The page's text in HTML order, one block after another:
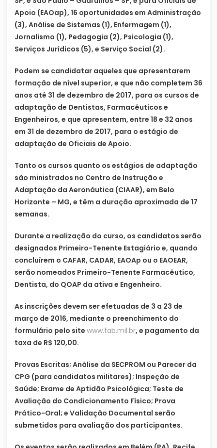
Apoio (EAOap), 16 oportunidades em Administração
(3), Análise de Sistemas (1), Enfermagem (1),
Jornalismo (1), Pedagogia (2), Psicologia (1),
Serviços Jurídicos (5), e Serviço Social (2).
Podem se candidatar aqueles que apresentarem
formação de nível superior, e que não completem 36
anos até 31 de dezembro de 2017, para os cursos de
adaptação de Dentistas, Farmacêuticos e
Engenheiros, e que apresentem, entre 18 e 32 anos
em 31 de dezembro de 2017, para o estágio de
adaptação de Oficiais de Apoio.
Tanto os cursos quanto os estágios de adaptação
são ministrados no Centro de Instrução e
Adaptação da Aeronáutica (CIAAR), em Belo
Horizonte – MG, e têm a duração aproximada de 17
semanas.
Durante a realização do curso, os candidatos serão
designados Primeiro-Tenente Estagiário e, quando
concluírem o CAFAR, CADAR, EAOAp ou o EAOEAR,
serão nomeados Primeiro-Tenente Farmacêutico,
Dentista, do QOAP da ativa e Engenheiro.
As inscrições devem ser efetuadas de 3 a 23 de
março de 2016, mediante o preenchimento do
formulário pelo site www.fab.mil.br, e pagamento da
taxa de R$ 120,00.
Provas Escritas; Análise da SECPROM ou Parecer da
CPG (para candidatos militares); Inspeção de
Saúde; Exame de Aptidão Psicológica; Teste de
Avaliação do Condicionamento Físico; Prova
Prático-Oral; e Validação Documental serão
submetidos para avaliação dos participantes.